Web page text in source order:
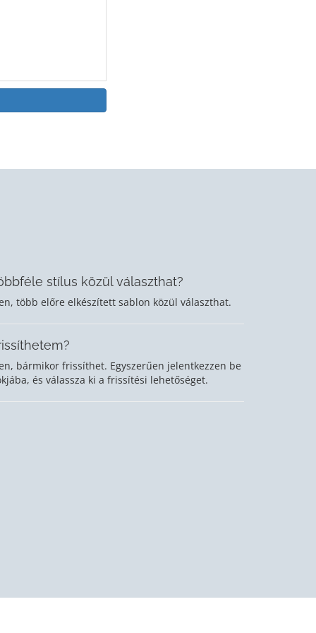
stílus közül választhat?
több előre elkészített sablon közül választhat.
bármikor frissíthet. Egyszerűen jelentkezzen be
és válassza ki a frissítési lehetőséget.